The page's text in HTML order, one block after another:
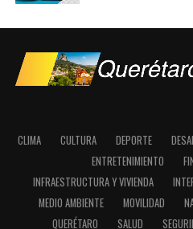
CLIMA CULTURA DEPORTE
ENTRETENIMIENTO
INFRAESTRUCTURA Y VIVIENDA
MEDIO AMBIENTE
MOVILIDAD
QUERÉTARO
SALUD